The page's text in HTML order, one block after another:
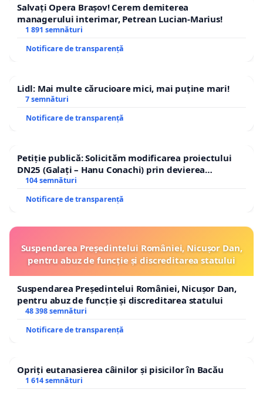
Salvați Opera Brașov! Cerem demiterea
managerului interimar, Petrean Lucian-Marius!
1 891 semnături
Notificare de transparență
Lidl: Mai multe cărucioare mici, mai puține mari!
7 semnături
Notificare de transparență
Petiție publică: Solicităm modificarea proiectului
DN25 (Galați – Hanu Conachi) prin devierea
traseului în afara localităților!
104 semnături
Notificare de transparență
Suspendarea Președintelui României, Nicușor Dan,
pentru abuz de funcție și discreditarea statului
Suspendarea Președintelui României, Nicușor Dan,
pentru abuz de funcție și discreditarea statului
48 398 semnături
Notificare de transparență
Opriți eutanasierea câinilor și pisicilor în Bacău
1 614 semnături